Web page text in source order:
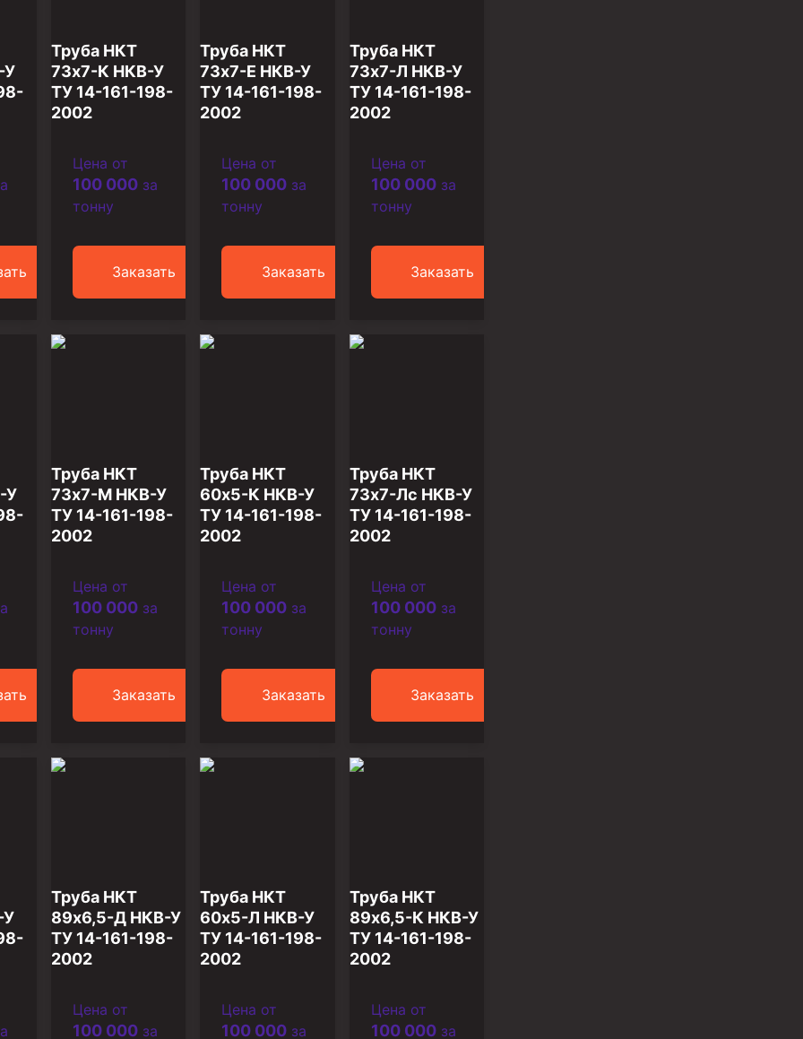
скважин УЭЦС
У
Труба НКТ
73х7-К НКВ-У
ТУ 14-161-198-
2002
Цена от
100 000за
тонну
Заказать
Труба НКТ
73х7-Е НКВ-У
ТУ 14-161-198-
2002
Цена от
100 000 за
тонну
Заказать
Труба НКТ
73х7-Л НКВ-У
ТУ 14-161-198-
2002
Цена от
100 000за
тонну
Заказать
У
Труба НКТ
73х7-М НКВ-У
ТУ 14-161-198-
2002
Цена от
100 000за
тонну
Заказать
Труба НКТ
60х5-К НКВ-У
ТУ 14-161-198-
2002
Цена от
100 000 за
тонну
Заказать
Труба НКТ
73х7-Лс НКВ-У
ТУ 14-161-198-
2002
Цена от
100 000за
тонну
Заказать
У
Труба НКТ
89х6,5-Д НКВ-У
ТУ 14-161-198-
2002
Цена от
100 000за
Труба НКТ
60х5-Л НКВ-У
ТУ 14-161-198-
2002
Цена от
100 000 за
Труба НКТ
89х6,5-К НКВ-У
ТУ 14-161-198-
2002
Цена от
100 000за